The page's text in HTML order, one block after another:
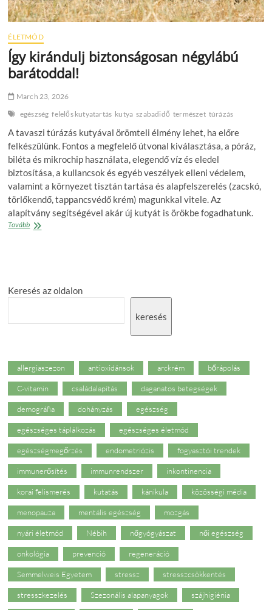
ÉLETMÓD
Így kirándulj biztonságosan négylábú
barátoddal!
March 23, 2026
egészség felelős kutyatartás kutya szabadidő természet túrázás
A tavaszi túrázás kutyával örömteli élmény lehet, ha előre
felkészülünk. Fontos a megfelelő útvonal kiválasztása, a póráz,
biléta és mikrochip használata, elegendő víz és eledel
biztosítása, a kullancsok és egyéb veszélyek elleni védelem,
valamint a környezet tisztán tartása és alapfelszerelés (zacskó,
törlőkendő, tappancsvédő krém) magunkkal vitele. Az
alapítvány segítségével akár új kutyát is örökbe fogadhatunk.
TovábbÍgy
Keresés az oldalon
keresés
allergiaszezon antioxidánsok arckrém bőrápolás
C-vitamin családalapítás daganatos betegségek
demográfia dohányzás egészség
egészséges táplálkozás egészséges életmód
egészségmegőrzés endometriózis fogyasztói trendek
immunerősítés immunrendszer inkontinencia
korai felismerés kutatás kánikula közösségi média
menopauza mentális egészség mozgás
nyári életmód Nébih nőgyógyászat női egészség
onkológia prevenció regeneráció
Semmelweis Egyetem stressz stresszcsökkentés
stresszkezelés Szezonális alapanyagok szájhigiénia